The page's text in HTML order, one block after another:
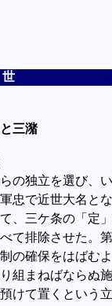
潴
の独立を選び、
軍忠で近世大名
、三ケ条の「定
て排除させた。
の確保をはばむ
組まねばならぬ
けて置くという